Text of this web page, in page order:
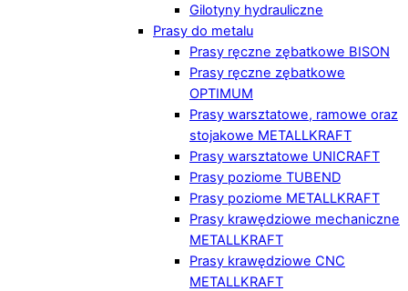
Gilotyny hydrauliczne
Prasy do metalu
Prasy ręczne zębatkowe BISON
Prasy ręczne zębatkowe
OPTIMUM
Prasy warsztatowe, ramowe oraz
stojakowe METALLKRAFT
Prasy warsztatowe UNICRAFT
Prasy poziome TUBEND
Prasy poziome METALLKRAFT
Prasy krawędziowe mechaniczne
METALLKRAFT
Prasy krawędziowe CNC
METALLKRAFT